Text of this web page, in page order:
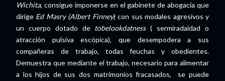
Wichita, consigue imponerse en el gabinete de abogacía que
dirige Ed Masry (Albert Finney) con sus modales agresivos y
un cuerpo dotado de tobelookdatness( sermiradaidad o
atracción pulsiva escópica), que desempodera a sus
compañeras de trabajo, todas feuchas y obedientes.
Demuestra que mediante el trabajo, necesario para alimentar
a los hijos de sus dos matrimonios fracasados, se puede